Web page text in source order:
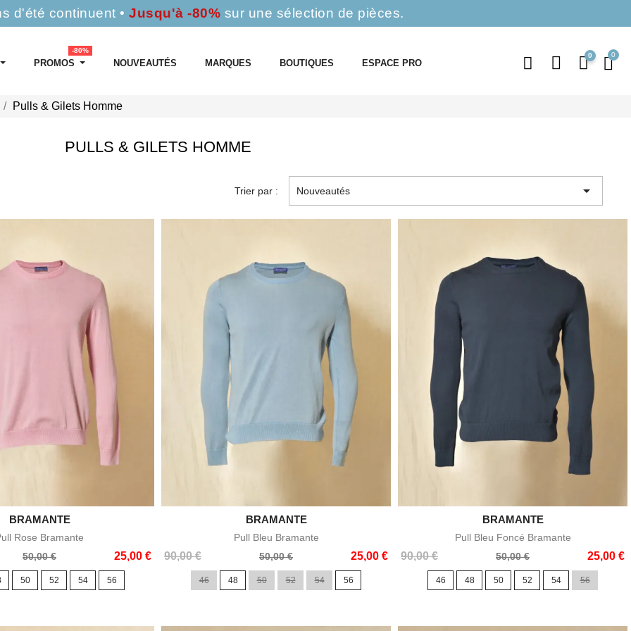
d'été continuent •Jusqu'à -80% sur une sélection de pièces.
PROMOS
-80%
NOUVEAUTÉS MARQUES BOUTIQUES ESPACE PRO
0
Pulls & Gilets Homme
PULLS & GILETS HOMME
Trier par : Nouveautés 
Aperçu rapide
BRAMANTE
Rose Bramante
50,00 € 25,00 €
50 52 54 56
Aperçu rapide
BRAMANTE
Pull Bleu Bramante
90,00 €
Prix
50,00 € 25,00 €
Prix
46 48 50 52 54 56
Aperçu rapide
BRAMANTE
Pull Bleu Foncé Bramante
90,00 €
Prix
50,00 € 25,00 €
Prix
46 48 50 52 54 56